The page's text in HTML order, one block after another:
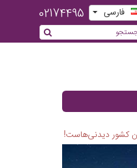
فارسی 02174495
کشور دیدنی‌هاست!